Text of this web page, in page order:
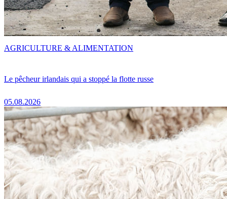
Le pêcheur irlandais qui a stoppé la flotte russe
05.08.2026
AGRICULTURE & ALIMENTATION